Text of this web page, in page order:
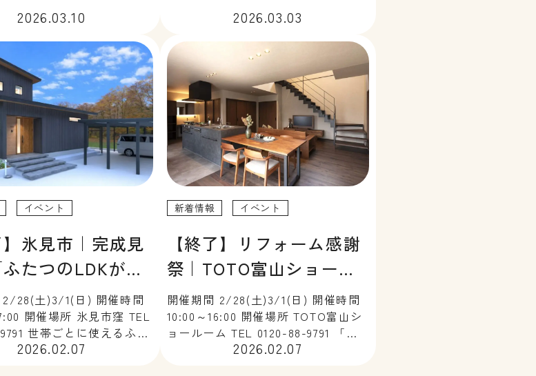
2026.03.10
」に、チューモクの家が
す。 「木の美しさを纏う
ンの家」 […]
2026.03.03
ちょうどいい、1階で暮らせる家」が
完成いたしました。 生活のほとんど
を1階にまとめ […]
2026.02.07
イベント
】氷見市｜完成見
たつのLDKが生
とりの時間」
2/28(土)3/1(日) 開催時間
開催場所 氷見市窪 TEL
世帯ごとに使えるふた
設けた二世帯住宅。生活
2026.02.07
新着情報 イベント
【終了】リフォーム感謝
祭｜TOTO富山ショール
ーム2日間限定開催
開催期間 2/28(土)3/1(日) 開催時間
10:00～16:00 開催場所 TOTO富山シ
ョールーム TEL 0120-88-9791 「見
て・触れて・相談できるリフォーム